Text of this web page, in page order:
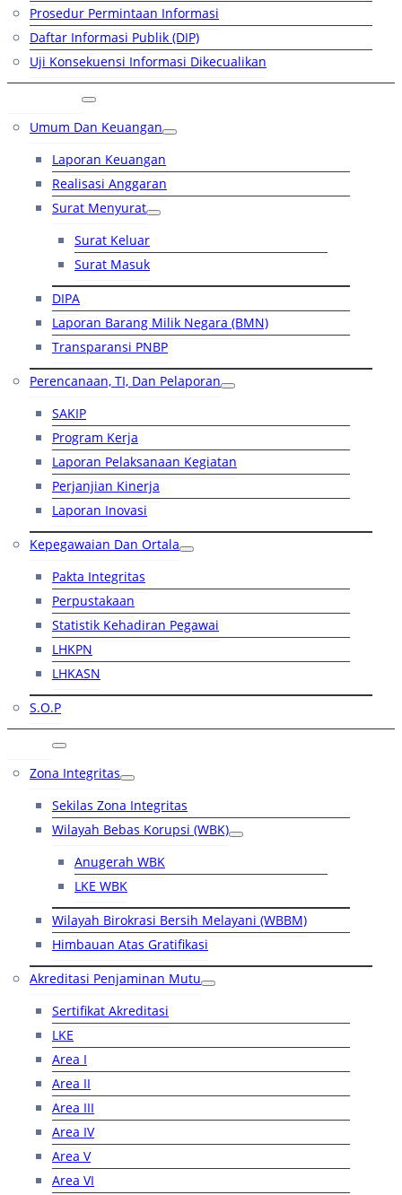
Prosedur Permintaan Informasi
Daftar Informasi Publik (DIP)
Uji Konsekuensi Informasi Dikecualikan
Umum Dan Keuangan
Laporan Keuangan
Realisasi Anggaran
Surat Menyurat
Surat Keluar
Surat Masuk
DIPA
Laporan Barang Milik Negara (BMN)
Transparansi PNBP
Perencanaan, TI, Dan Pelaporan
SAKIP
Program Kerja
Laporan Pelaksanaan Kegiatan
Perjanjian Kinerja
Laporan Inovasi
Kepegawaian Dan Ortala
Pakta Integritas
Perpustakaan
Statistik Kehadiran Pegawai
LHKPN
LHKASN
S.O.P
Zona Integritas
Sekilas Zona Integritas
Wilayah Bebas Korupsi (WBK)
Anugerah WBK
LKE WBK
Wilayah Birokrasi Bersih Melayani (WBBM)
Himbauan Atas Gratifikasi
Akreditasi Penjaminan Mutu
Sertifikat Akreditasi
LKE
Area I
Area II
Area III
Area IV
Area V
Area VI